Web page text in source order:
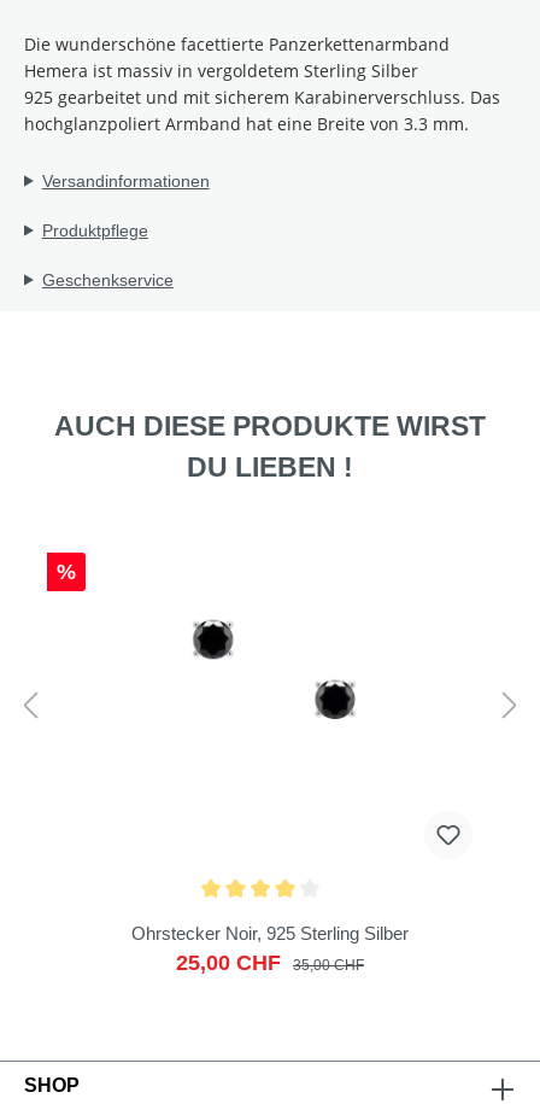
Die wunderschöne facettierte Panzerkettenarmband
Hemera ist massiv in vergoldetem Sterling Silber
925 gearbeitet und mit sicherem Karabinerverschluss. Das
hochglanzpoliert Armband hat eine Breite von 3.3 mm.
Versandinformationen
Produktpflege
Geschenkservice
AUCH DIESE PRODUKTE WIRST
DU LIEBEN !
%
Ohrstecker Noir, 925 Sterling Silber
25,00 CHF 35,00 CHF
SHOP